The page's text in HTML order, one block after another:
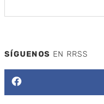
SÍGUENOS EN RRSS